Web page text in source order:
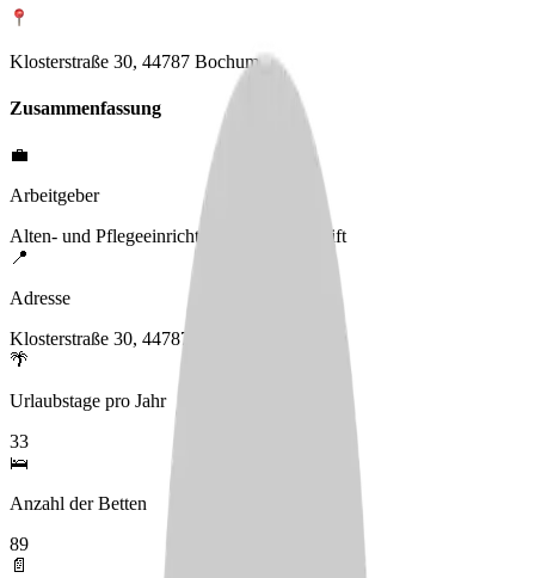
Klosterstraße 30, 44787 Bochum
Zusammenfassung
💼
Arbeitgeber
Alten- und Pflegeeinrichtung St. Joseph-Stift
📍
Adresse
Klosterstraße 30, 44787 Bochum
🌴
Urlaubstage pro Jahr
33
🛌
Anzahl der Betten
89
📄